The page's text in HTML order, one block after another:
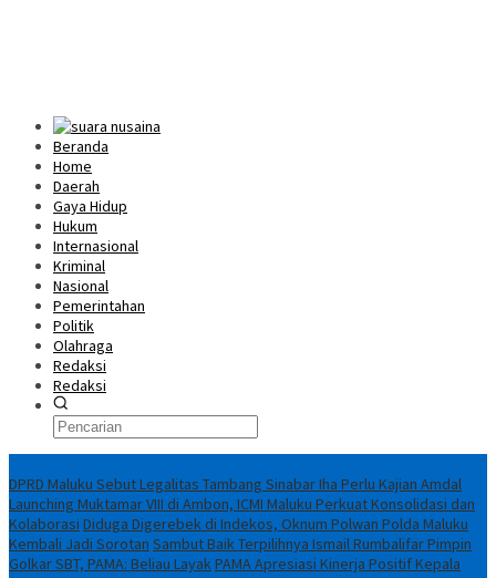
Beranda
Home
Daerah
Gaya Hidup
Hukum
Internasional
Kriminal
Nasional
Pemerintahan
Politik
Olahraga
Redaksi
Redaksi
DPRD Maluku Sebut Legalitas Tambang Sinabar Iha Perlu Kajian Amdal
Launching Muktamar VIII di Ambon, ICMI Maluku Perkuat Konsolidasi dan
Kolaborasi Diduga Digerebek di Indekos, Oknum Polwan Polda Maluku
Kembali Jadi Sorotan Sambut Baik Terpilihnya Ismail Rumbalifar Pimpin
Golkar SBT, PAMA: Beliau LayakPAMA Apresiasi Kinerja Positif Kepala